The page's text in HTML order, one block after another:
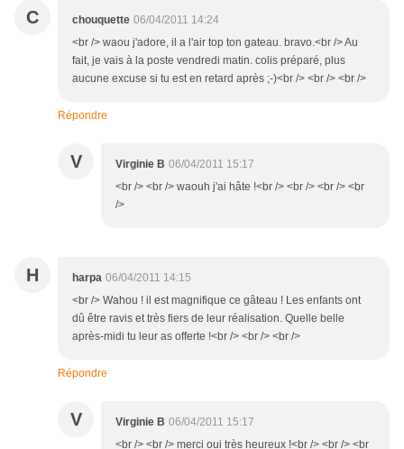
C chouquette 06/04/2011 14:24
<br /> waou j'adore, il a l'air top ton gateau. bravo.<br /> Au
fait, je vais à la poste vendredi matin. colis préparé, plus
aucune excuse si tu est en retard après ;-)<br /> <br /> <br />
Répondre
V Virginie B 06/04/2011 15:17
<br /> <br /> waouh j'ai hâte !<br /> <br /> <br /> <br
/>
H harpa 06/04/2011 14:15
<br /> Wahou ! il est magnifique ce gâteau ! Les enfants ont
dû être ravis et très fiers de leur réalisation. Quelle belle
après-midi tu leur as offerte !<br /> <br /> <br />
Répondre
V Virginie B 06/04/2011 15:17
<br /> <br /> merci oui très heureux !<br /> <br /> <br